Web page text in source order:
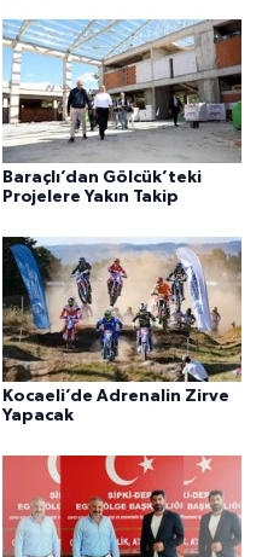
Baraçlı’dan Gölcük’teki
Projelere Yakın Takip
Kocaeli’de Adrenalin Zirve
Yapacak